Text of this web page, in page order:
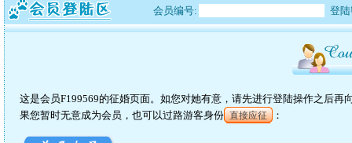
会员编号: 登
这是会员F199569的征婚页面。如您对她有意，请先进行登陆操作之后
果您暂时无意成为会员，也可以过路游客身份 直接应征 ：